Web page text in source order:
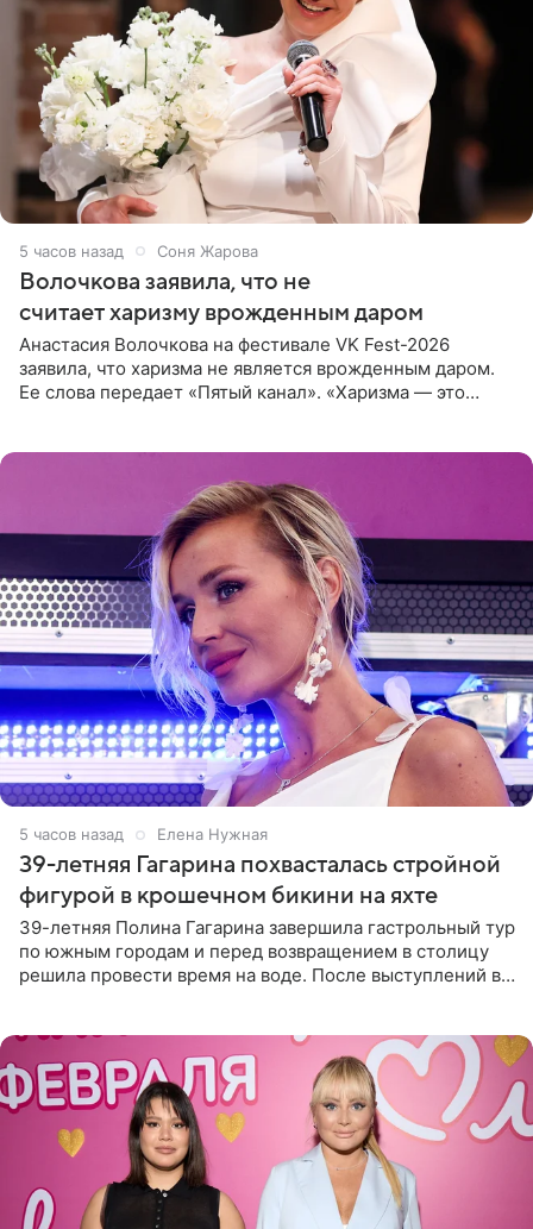
5 часов назад Соня Жарова
Волочкова заявила, что не
считает харизму врожденным даром
Анастасия Волочкова на фестивале VK Fest-2026
заявила, что харизма не является врожденным даром.
Ее слова передает «Пятый канал». «Харизма — это
5 часов назад Елена Нужная
39-летняя Гагарина похвасталась стройной
фигурой в крошечном бикини на яхте
39-летняя Полина Гагарина завершила гастрольный тур
по южным городам и перед возвращением в столицу
решила провести время на воде. После выступлений в